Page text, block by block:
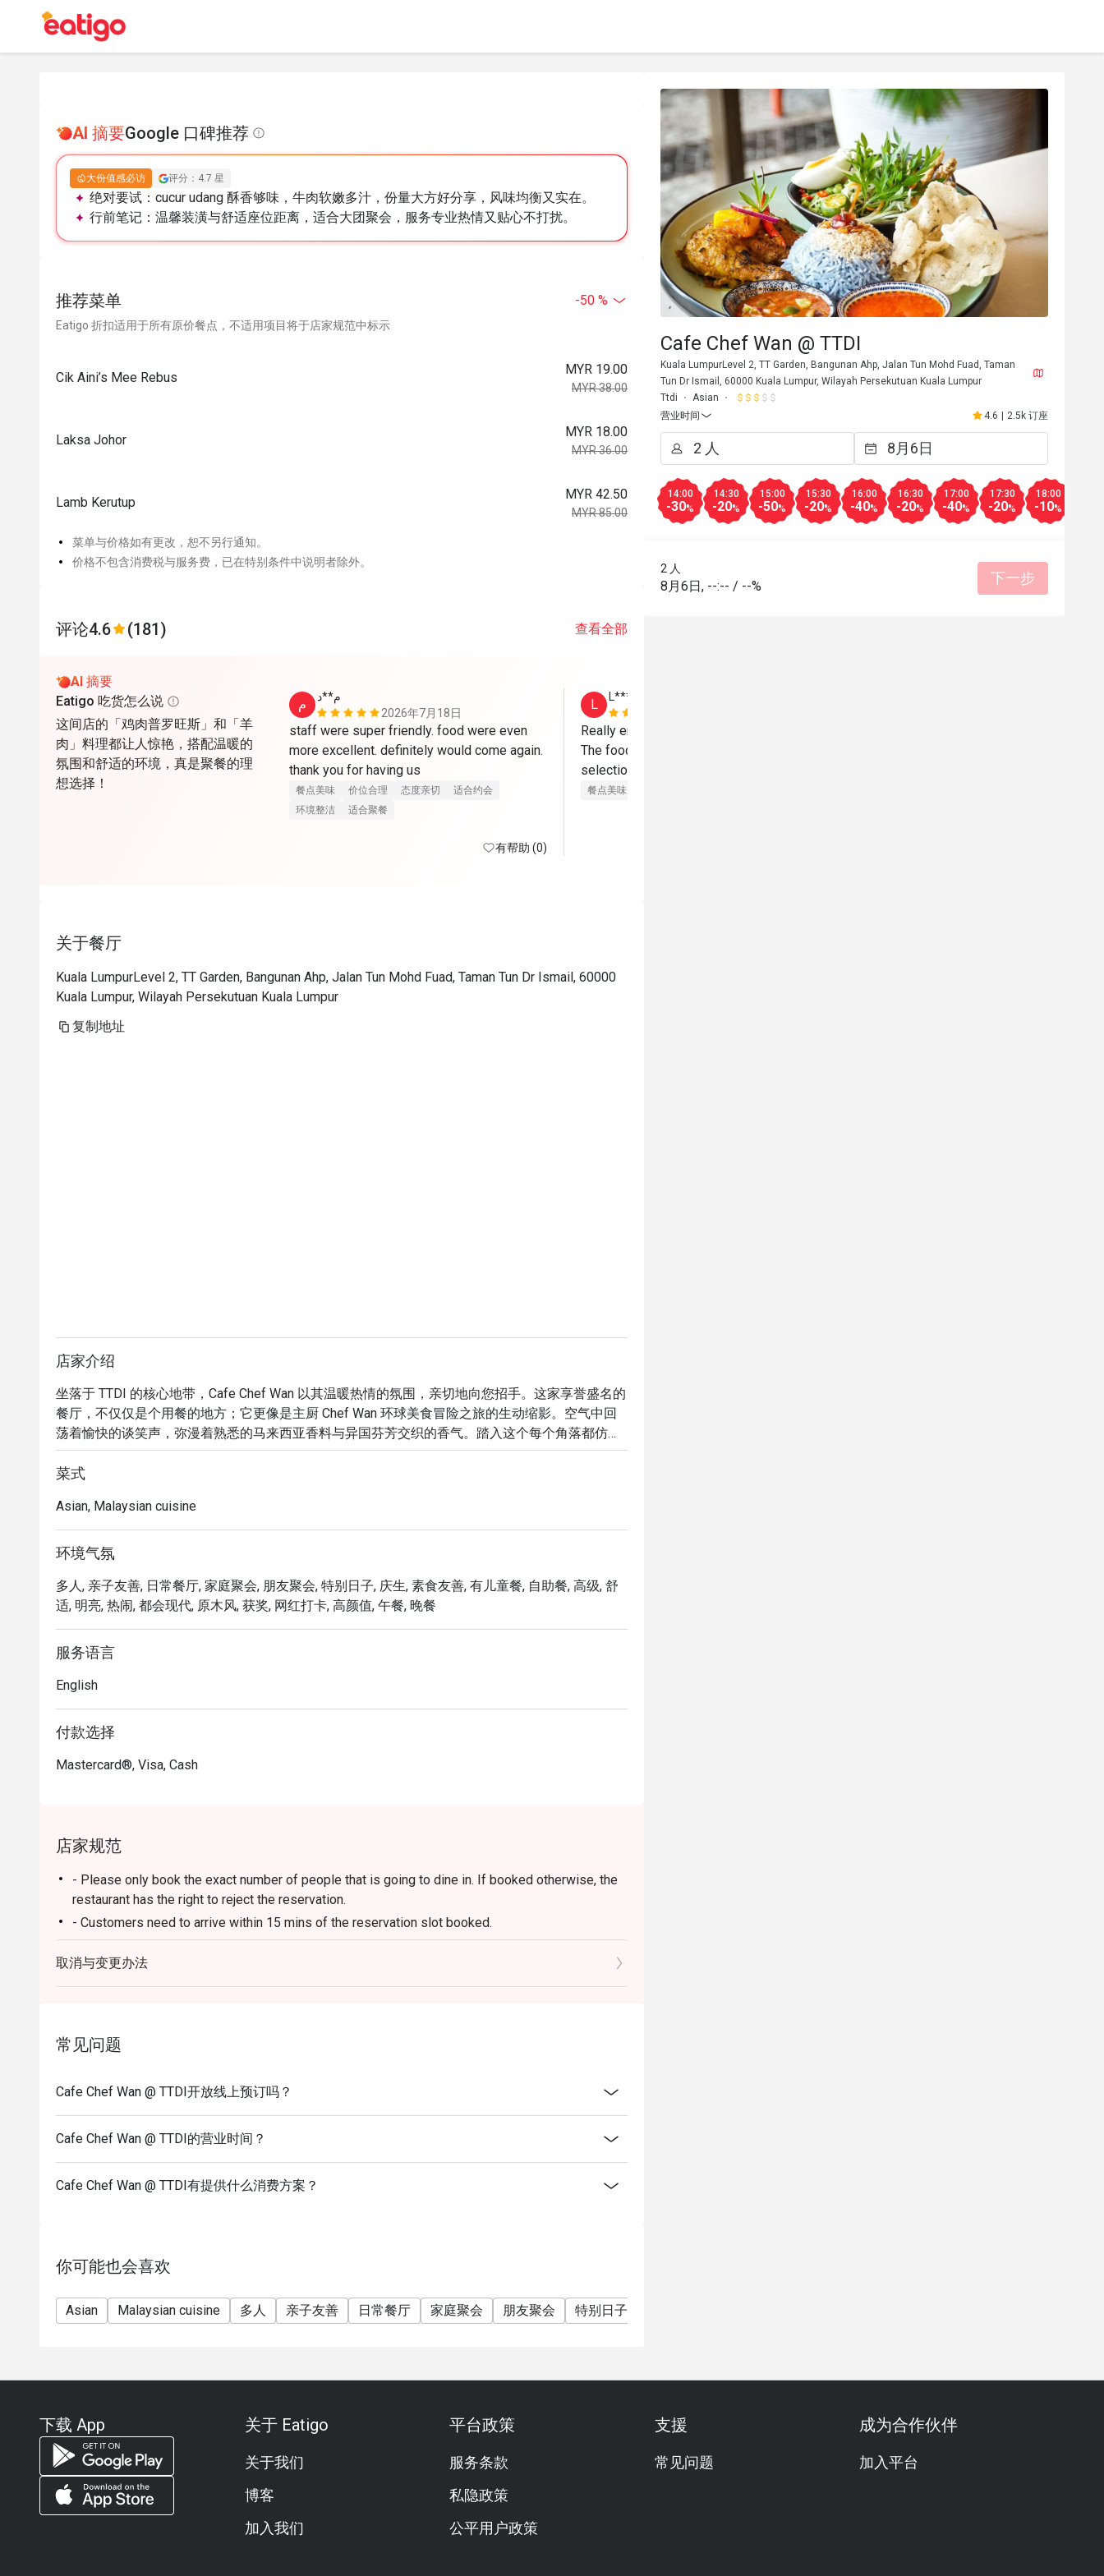
AI 摘要Google 口碑推荐
大份值感必访 评分：4.7 星
绝对要试： cucur udang 酥香够味，牛肉软嫩多汁，份量大方好分享，风味均衡又实在。
行前笔记： 温馨装潢与舒适座位距离，适合大团聚会，服务专业热情又贴心不打扰。
推荐菜单 -50 %
Eatigo 折扣适用于所有原价餐点，不适用项目将于店家规范中标示
Cik Aini’s Mee Rebus
MYR 19.00
MYR 38.00
Laksa Johor
MYR 18.00
MYR 36.00
Lamb Kerutup
MYR 42.50
MYR 85.00
菜单与价格如有更改，恕不另行通知。
价格不包含消费税与服务费，已在特别条件中说明者除外。
评论4.6 (181) 查看全部
AI 摘要
Eatigo 吃货怎么说
这间店的「鸡肉普罗旺斯」和「羊
肉」料理都让人惊艳，搭配温暖的
氛围和舒适的环境，真是聚餐的理
想选择！
م
م**د
2026年7月18日
staff were super friendly. food were even
more excellent. definitely would come again.
餐点美味 价位合理 态度亲切
适合约会
环境整洁
适合聚餐
有帮助 (0)
L
L*********n
Really enjoyed my visit to Cafe Chef Wan.
The food was delicious, and the kuih
selection was especially good.
餐点美味
关于餐厅
Kuala LumpurLevel 2, TT Garden, Bangunan Ahp, Jalan Tun Mohd Fuad, Taman Tun Dr Ismail, 60000
Kuala Lumpur, Wilayah Persekutuan Kuala Lumpur
复制地址
店家介绍
坐落于 TTDI 的核心地带，Cafe Chef Wan 以其温暖热情的氛围，亲切地向您招手。这家享誉盛名的
餐厅，不仅仅是个用餐的地方；它更像是主厨 Chef Wan 环球美食冒险之旅的生动缩影。空气中回
荡着愉快的谈笑声，弥漫着熟悉的马来西亚香料与异国芬芳交织的香气。踏入这个每个角落都仿佛
在诉说故事的空间，让您在远离城市喧嚣的同时，品尝由马来西亚烹饪大使本人亲自呈献的世界级
风味。
无论您是想享用一顿快速的晚餐，还是悠闲地度过一个美好的夜晚，这里的独特魅力都将让您难以
忘怀：
菜单是 Chef Wan 旅游经验的精湛结晶，将暖心暖胃的传承食谱如 Cucur Udang，与丰盛的国际菜肴
都像是一场特别的庆典。这里是一个真正在地瑰宝，让您在体验马来西亚标志性热情好客的同时，
品尝世界级的风味。
🍽️ 精选推荐
・敬请期待风味浓郁的米饭料理、咸香诱人的主菜，以及人人喜爱的经典美食。
🥤 招牌饮品
菜式
Asian, Malaysian cuisine
环境气氛
多人, 亲子友善, 日常餐厅, 家庭聚会, 朋友聚会, 特别日子, 庆生, 素食友善, 有儿童餐, 自助餐, 高级, 舒
适, 明亮, 热闹, 都会现代, 原木风, 获奖, 网红打卡, 高颜值, 午餐, 晚餐
服务语言
English
付款选择
Mastercard®, Visa, Cash
店家规范
- Please only book the exact number of people that is going to dine in. If booked otherwise, the
restaurant has the right to reject the reservation.
- Customers need to arrive within 15 mins of the reservation slot booked.
- Customers are required to dine in for 1 hour and 30 mins only.
取消与变更办法
常见问题
Cafe Chef Wan @ TTDI开放线上预订吗？
Cafe Chef Wan @ TTDI的营业时间？
Cafe Chef Wan @ TTDI有提供什么消费方案？
你可能也会喜欢
Asian Malaysian cuisine 多人 亲子友善 日常餐厅 家庭聚会 朋友聚会 特别日子
Cafe Chef Wan @ TTDI
Kuala LumpurLevel 2, TT Garden, Bangunan Ahp, Jalan Tun Mohd Fuad, Taman
Tun Dr Ismail, 60000 Kuala Lumpur, Wilayah Persekutuan Kuala Lumpur
Ttdi
Asian
营业时间
4.6 | 2.5k 订座
14:00
-30%
14:30
-20%
15:00
-50%
15:30
-20%
16:00
-40%
16:30
-20%
17:00
-40%
17:30
-20%
18:00
-10%
2 人
8月6日, --:-- / --% 下一步
下载 App 关于 Eatigo
关于我们
博客
加入我们
平台政策
服务条款
私隐政策
公平用户政策
支援
常见问题
成为合作伙伴
加入平台